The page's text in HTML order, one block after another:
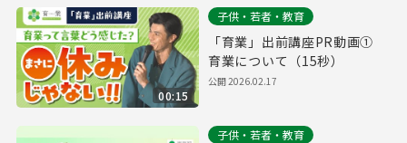
00:15
子供・若者・教育
「育業」出前講座PR動画①
育業について（15秒）
公開2026.02.17
子供・若者・教育